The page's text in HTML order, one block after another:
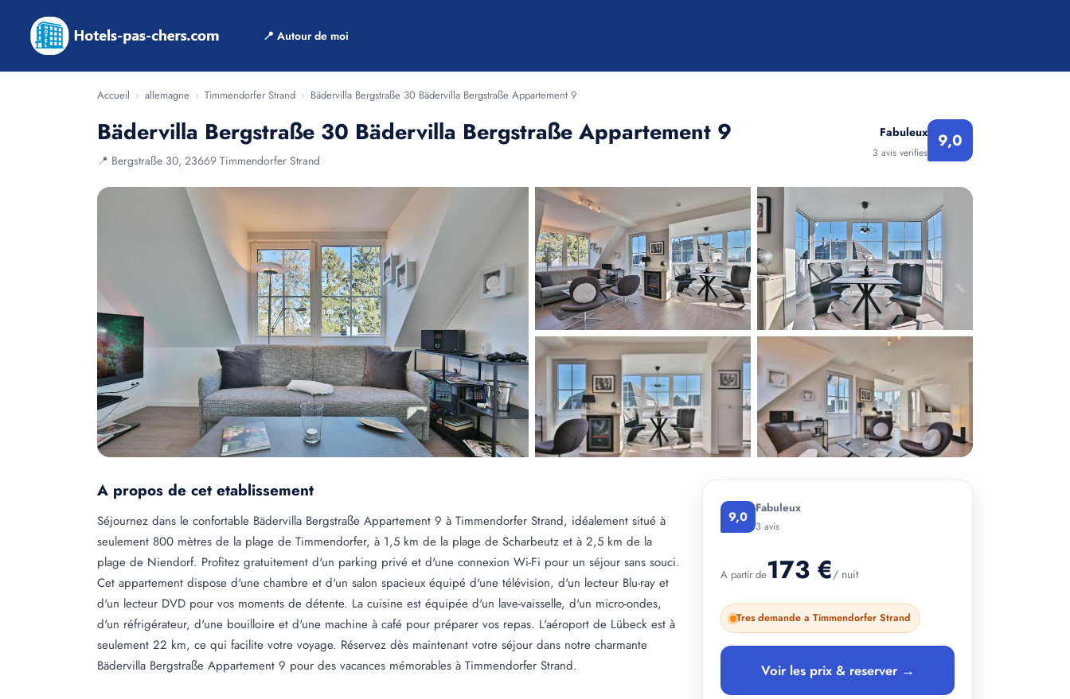
📍 Autour de moi
Accueil › allemagne › Timmendorfer Strand › Bädervilla Bergstraße 30 Bädervilla Bergstraße Appartement 9
Bädervilla Bergstraße 30 Bädervilla Bergstraße Appartement 9
📍 Bergstraße 30, 23669 Timmendorfer Strand
Fabuleux
3 avis verifies
9,0
A propos de cet etablissement
Séjournez dans le confortable Bädervilla Bergstraße Appartement 9 à Timmendorfer Strand, idéalement situé à
seulement 800 mètres de la plage de Timmendorfer, à 1,5 km de la plage de Scharbeutz et à 2,5 km de la
plage de Niendorf. Profitez gratuitement d'un parking privé et d'une connexion Wi-Fi pour un séjour sans souci.
Cet appartement dispose d'une chambre et d'un salon spacieux équipé d'une télévision, d'un lecteur Blu-ray et
d'un lecteur DVD pour vos moments de détente. La cuisine est équipée d'un lave-vaisselle, d'un micro-ondes,
d'un réfrigérateur, d'une bouilloire et d'une machine à café pour préparer vos repas. L'aéroport de Lübeck est à
seulement 22 km, ce qui facilite votre voyage. Réservez dès maintenant votre séjour dans notre charmante
Bädervilla Bergstraße Appartement 9 pour des vacances mémorables à Timmendorfer Strand.
9,0 Fabuleux
3 avis
A partir de173 €/ nuit
Tres demande a Timmendorfer Strand
Voir les prix & reserver →